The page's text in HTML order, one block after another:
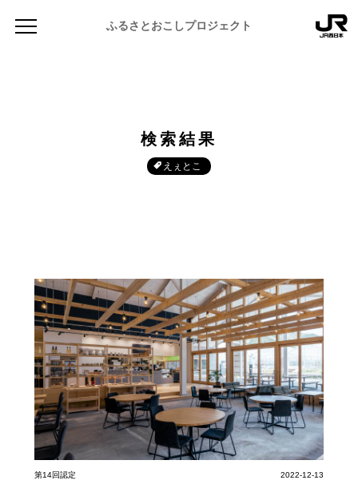
ふるさとおこしプロジェクト
ふるさと図鑑
ふるさと文庫
ふるさと散歩
人・もの・こと
あの駅この駅
JR PREMIUM SELECT SETOUCHI
JR西日本グループのおみやげ開発
岡山海苔シリーズ
みんなのドーナツ
岡山育ちのアイスバー
CATALOG
ふるさとあっ晴れ認定
ふるさとあっ晴れ認定
TRAIN
観光列車
Urara
ABOUT
検索結果
えぇとこ
第14回認定 2022-12-13